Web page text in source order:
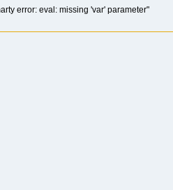
error: eval: missing 'var' parameter"